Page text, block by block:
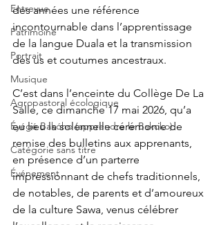
Entrevue
Patrimoine
Portrait
Musique
Agropastoral écologique
Éyégé Bakóho (apprendre le Bakoko)
Catégorie sans titre
Événement
des années une référence
incontournable dans l’apprentissage
de la langue Duala et la transmission
des us et coutumes ancestraux.
C’est dans l’enceinte du Collège De La
Salle, ce dimanche 17 mai 2026, qu’a
eu lieu la solennelle cérémonie de
remise des bulletins aux apprenants,
en présence d’un parterre
impressionnant de chefs traditionnels,
de notables, de parents et d’amoureux
de la culture Sawa, venus célébrer